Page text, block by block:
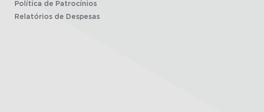
Política de Patrocínios
Relatórios de Despesas